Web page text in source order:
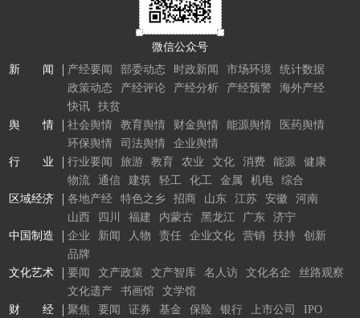
微信公众号
新 闻
产经要闻 部委动态 时政新闻 市场环境
统计数据
政策动态
产经评论 产经分析 产经预警
海外产经
快讯
扶贫
舆 情
社会舆情 教育舆情 财金舆情 能源舆情
医药舆情
环保舆情
司法舆情
企业舆情
行 业
行业要闻 旅游 教育 农业 文化 消费 能源
健康
物流
通信 建筑 轻工 化工 金属 机电
综合
区域经济
各地产经 特色之乡 招商 山东 江苏 安徽
河南
山西
四川 福建 内蒙古 黑龙江 广东
济宁
中国制造
企业 新闻 人物 责任 企业文化 营销 扶持
创新
品牌
文化艺术
要闻 文产政策 文产智库 名人访 文化名企
丝路观察
文化遗产
书画馆
文学馆
财 经
聚焦 要闻 证券 基金 保险 银行 上市公司 IPO